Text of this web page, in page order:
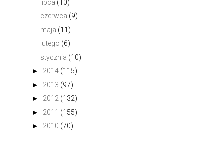
lipca (10)
czerwca (9)
maja (11)
lutego (6)
stycznia (10)
► 2014 (115)
► 2013 (97)
► 2012 (132)
► 2011 (155)
► 2010 (70)